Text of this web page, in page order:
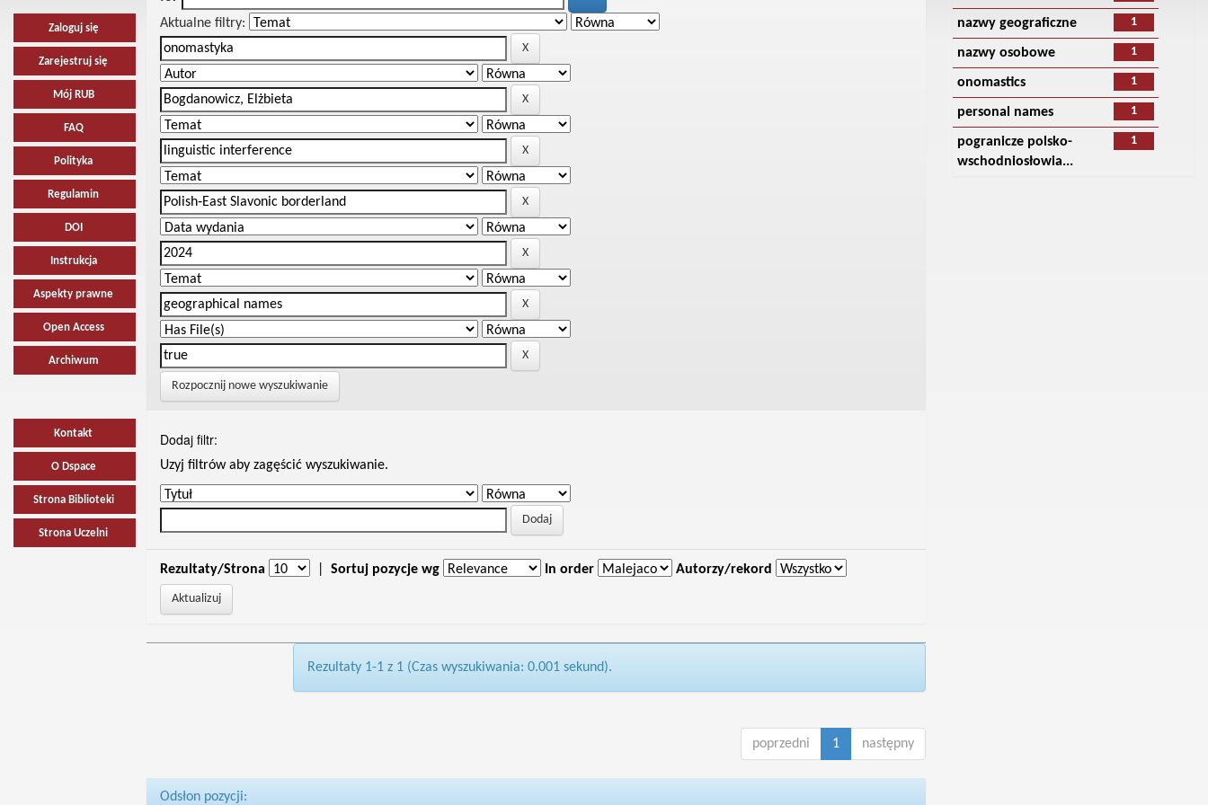
Zaloguj się
Zarejestruj się
Mój RUB
FAQ
Polityka
Regulamin
DOI
Instrukcja
Aspekty prawne
Open Access
Archiwum
Kontakt
O Dspace
Strona Biblioteki
Strona Uczelni
Aktualne filtry:
Rozpocznij nowe wyszukiwanie
Dodaj filtr:
Uzyj filtrów aby zagęścić wyszukiwanie.
Rezultaty/Strona Sortuj pozycje wg In order Autorzy/rekord
Rezultaty 1-1 z 1 (Czas wyszukiwania: 0.001 sekund).
poprzedni 1 następny
Odsłon pozycji:
1
nazwy geograficzne
1
nazwy osobowe
1
onomastics
1
personal names
1
pogranicze polsko-
wschodniosłowia...